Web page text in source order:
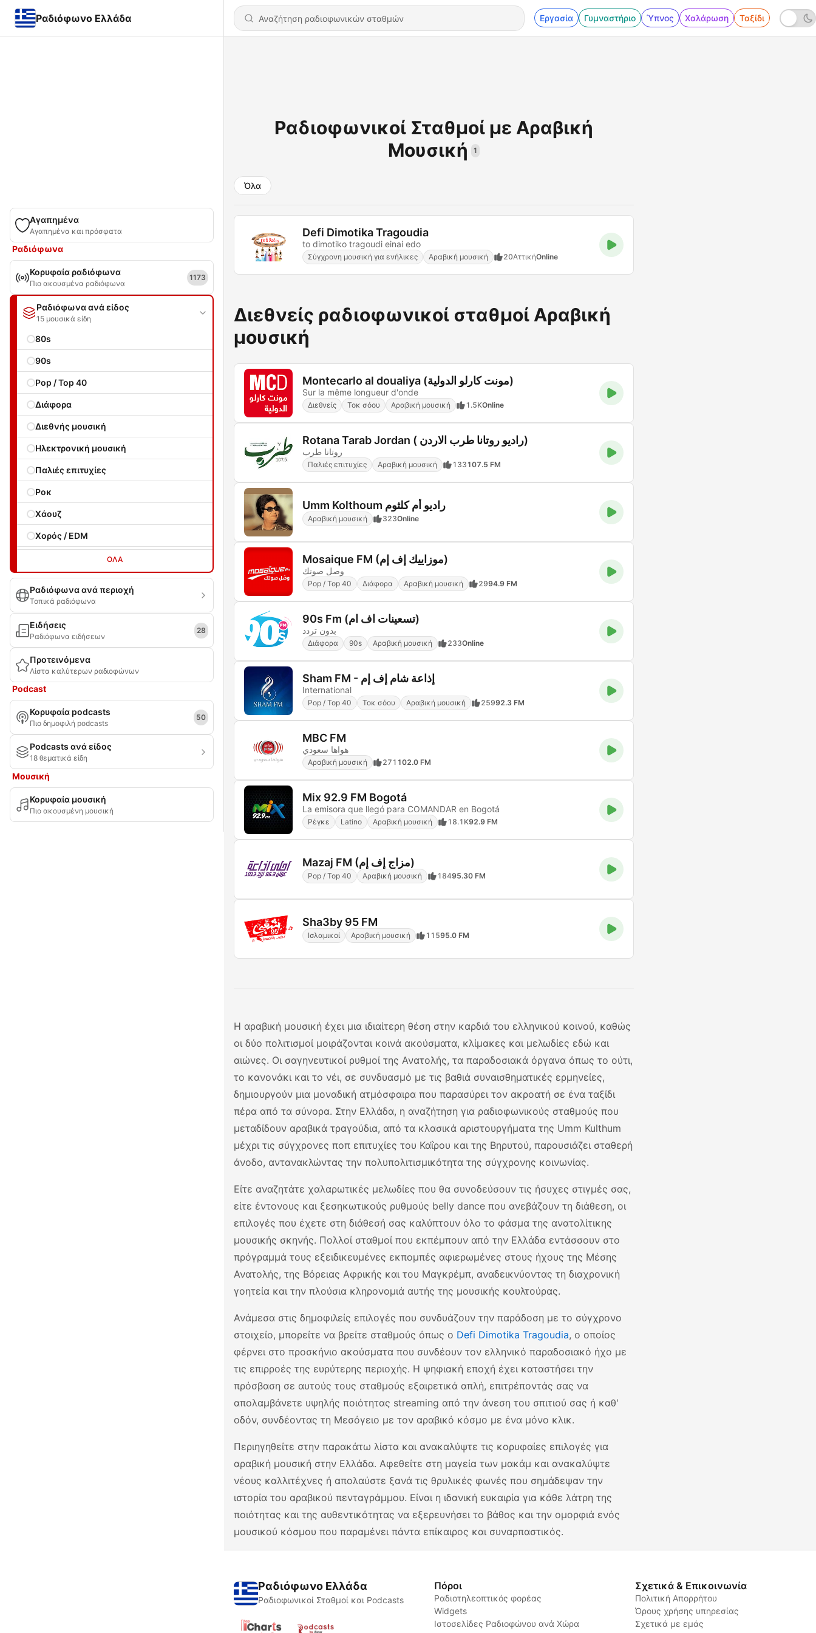
Ραδιόφωνο Ελλάδα Εργασία Γυμναστήριο Ύπνος Χαλάρωση Ταξίδι
Αγαπημένα
Αγαπημένα και πρόσφατα
Ραδιόφωνα
Κορυφαία ραδιόφωνα
Πιο ακουσμένα ραδιόφωνα
1173
Ραδιόφωνα ανά είδος
15 μουσικά είδη
80s
90s
Pop / Top 40
Διάφορα
Διεθνής μουσική
Ηλεκτρονική μουσική
Παλιές επιτυχίες
Ροκ
Χάουζ
Χορός / EDM
ΌΛΑ
Ραδιόφωνα ανά περιοχή
Τοπικά ραδιόφωνα
Ειδήσεις
Ραδιόφωνα ειδήσεων
28
Προτεινόμενα
Λίστα καλύτερων ραδιοφώνων
Podcast
Κορυφαία podcasts
Πιο δημοφιλή podcasts
50
Podcasts ανά είδος
18 θεματικά είδη
Μουσική
Κορυφαία μουσική
Πιο ακουσμένη μουσική
Ραδιοφωνικοί Σταθμοί με Αραβική
Μουσική
1
Όλα
Defi Dimotika Tragoudia
to dimotiko tragoudi einai edo
Σύγχρονη μουσική για ενήλικες Αραβική μουσική 20ΑττικήOnline
Διεθνείς ραδιοφωνικοί σταθμοί Αραβική
μουσική
Montecarlo al doualiya (مونت كارلو الدولية)
Sur la même longueur d'onde
Διεθνείς Τοκ σόου Αραβική μουσική 1.5KOnline
Rotana Tarab Jordan ( راديو روتانا طرب الاردن)
روتانا طرب
Παλιές επιτυχίες Αραβική μουσική 133107.5 FM
Umm Kolthoum راديو أم كلثوم
Αραβική μουσική 323Online
Mosaique FM (موزاييك إف إم)
وصل صوتك
Pop / Top 40 Διάφορα Αραβική μουσική 2994.9 FM
90s Fm (تسعينات اف ام)
بدون تردد
Διάφορα 90s Αραβική μουσική 233Online
Sham FM - إذاعة شام إف إم
International
Pop / Top 40 Τοκ σόου Αραβική μουσική 25992.3 FM
MBC FM
هواها سعودي
Αραβική μουσική 271 102.0 FM
Mix 92.9 FM Bogotá
La emisora que llegó para COMANDAR en Bogotá
Ρέγκε Latino Αραβική μουσική 18.1K92.9 FM
Mazaj FM (مزاج إف إم)
Pop / Top 40 Αραβική μουσική 18495.30 FM
Sha3by 95 FM
Ισλαμικοί Αραβική μουσική 11595.0 FM
Η αραβική μουσική έχει μια ιδιαίτερη θέση στην καρδιά του ελληνικού κοινού, καθώς
οι δύο πολιτισμοί μοιράζονται κοινά ακούσματα, κλίμακες και μελωδίες εδώ και
αιώνες. Οι σαγηνευτικοί ρυθμοί της Ανατολής, τα παραδοσιακά όργανα όπως το ούτι,
το κανονάκι και το νέι, σε συνδυασμό με τις βαθιά συναισθηματικές ερμηνείες,
δημιουργούν μια μοναδική ατμόσφαιρα που παρασύρει τον ακροατή σε ένα ταξίδι
πέρα από τα σύνορα. Στην Ελλάδα, η αναζήτηση για ραδιοφωνικούς σταθμούς που
μεταδίδουν αραβικά τραγούδια, από τα κλασικά αριστουργήματα της Umm Kulthum
μέχρι τις σύγχρονες ποπ επιτυχίες του Καΐρου και της Βηρυτού, παρουσιάζει σταθερή
άνοδο, αντανακλώντας την πολυπολιτισμικότητα της σύγχρονης κοινωνίας.
Είτε αναζητάτε χαλαρωτικές μελωδίες που θα συνοδεύσουν τις ήσυχες στιγμές σας,
είτε έντονους και ξεσηκωτικούς ρυθμούς belly dance που ανεβάζουν τη διάθεση, οι
επιλογές που έχετε στη διάθεσή σας καλύπτουν όλο το φάσμα της ανατολίτικης
μουσικής σκηνής. Πολλοί σταθμοί που εκπέμπουν από την Ελλάδα εντάσσουν στο
πρόγραμμά τους εξειδικευμένες εκπομπές αφιερωμένες στους ήχους της Μέσης
Ανατολής, της Βόρειας Αφρικής και του Μαγκρέμπ, αναδεικνύοντας τη διαχρονική
γοητεία και την πλούσια κληρονομιά αυτής της μουσικής κουλτούρας.
Ανάμεσα στις δημοφιλείς επιλογές που συνδυάζουν την παράδοση με το σύγχρονο
στοιχείο, μπορείτε να βρείτε σταθμούς όπως ο Defi Dimotika Tragoudia, ο οποίος
φέρνει στο προσκήνιο ακούσματα που συνδέουν τον ελληνικό παραδοσιακό ήχο με
τις επιρροές της ευρύτερης περιοχής. Η ψηφιακή εποχή έχει καταστήσει την
πρόσβαση σε αυτούς τους σταθμούς εξαιρετικά απλή, επιτρέποντάς σας να
απολαμβάνετε υψηλής ποιότητας streaming από την άνεση του σπιτιού σας ή καθ'
οδόν, συνδέοντας τη Μεσόγειο με τον αραβικό κόσμο με ένα μόνο κλικ.
Περιηγηθείτε στην παρακάτω λίστα και ανακαλύψτε τις κορυφαίες επιλογές για
αραβική μουσική στην Ελλάδα. Αφεθείτε στη μαγεία των μακάμ και ανακαλύψτε
νέους καλλιτέχνες ή απολαύστε ξανά τις θρυλικές φωνές που σημάδεψαν την
ιστορία του αραβικού πενταγράμμου. Είναι η ιδανική ευκαιρία για κάθε λάτρη της
ποιότητας και της αυθεντικότητας να εξερευνήσει το βάθος και την ομορφιά ενός
μουσικού κόσμου που παραμένει πάντα επίκαιρος και συναρπαστικός.
Ραδιόφωνο Ελλάδα
Ραδιοφωνικοί Σταθμοί και Podcasts
Πόροι
Ραδιοτηλεοπτικός φορέας
Widgets
Ιστοσελίδες Ραδιοφώνου ανά Χώρα
Σχετικά & Επικοινωνία
Πολιτική Απορρήτου
Όρους χρήσης υπηρεσίας
Σχετικά με εμάς